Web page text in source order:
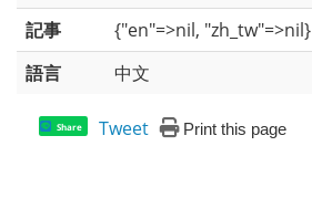
記事
{"en"=>nil, "zh_tw"=>nil}
語言
中文
Share Tweet Print this page